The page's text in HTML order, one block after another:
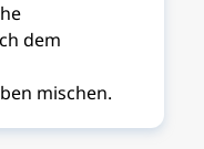
dem
mischen.